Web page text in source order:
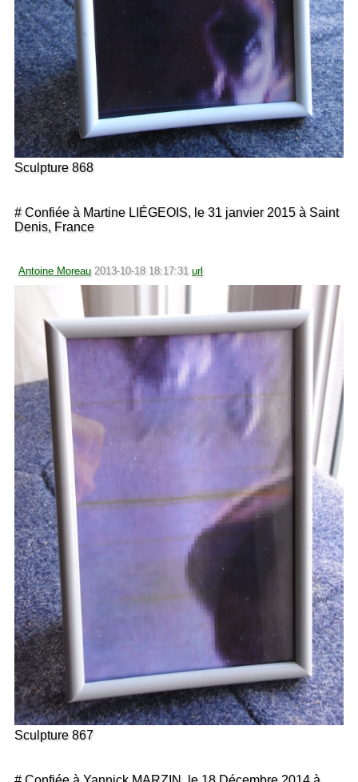
Sculpture 868
# Confiée à Martine LIÉGEOIS, le 31 janvier 2015 à Saint
Denis, France
Antoine Moreau 2013-10-18 18:17:31 url
Sculpture 867